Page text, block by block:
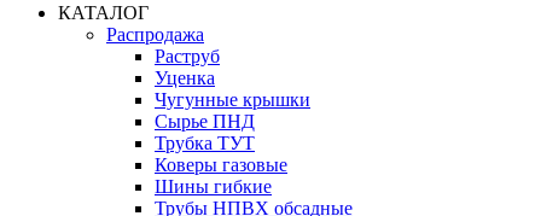
КАТАЛОГ
Распродажа
Раструб
Уценка
Чугунные крышки
Сырье ПНД
Трубка ТУТ
Коверы газовые
Шины гибкие
Трубы НПВХ обсадные